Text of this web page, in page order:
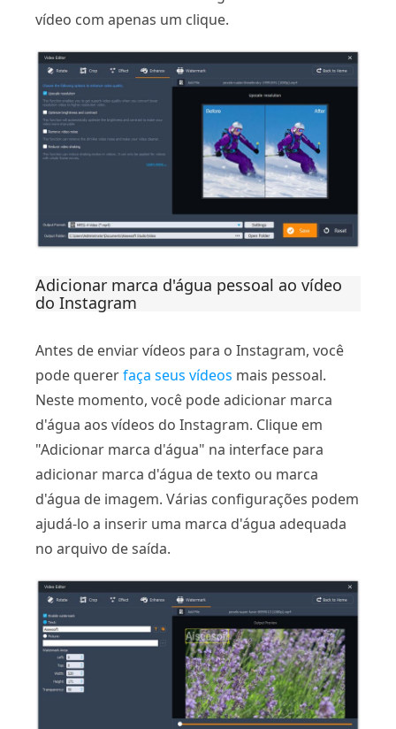
vídeo com apenas um clique.
Adicionar marca d'água pessoal ao vídeo
do Instagram
Antes de enviar vídeos para o Instagram, você
pode quererfaça seus vídeos mais pessoal.
Neste momento, você pode adicionar marca
d'água aos vídeos do Instagram. Clique em
"Adicionar marca d'água" na interface para
adicionar marca d'água de texto ou marca
d'água de imagem. Várias configurações podem
ajudá-lo a inserir uma marca d'água adequada
no arquivo de saída.